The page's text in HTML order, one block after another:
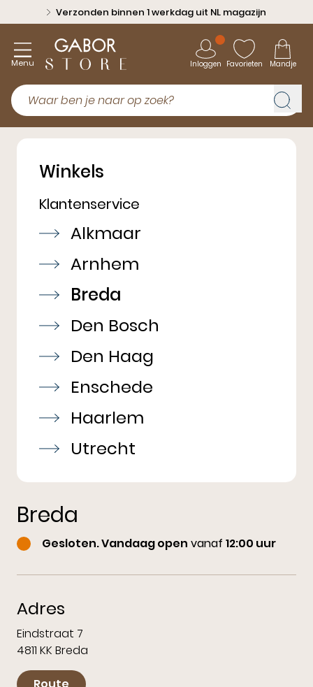
Verzonden binnen 1 werkdag uit NL magazijn
Menu Inloggen Favorieten Mandje
Winkels
Klantenservice
Alkmaar
Arnhem
Breda
Den Bosch
Den Haag
Enschede
Haarlem
Utrecht
Breda
Gesloten. Vandaag open vanaf 12:00 uur
Adres
Eindstraat 7
4811 KK Breda